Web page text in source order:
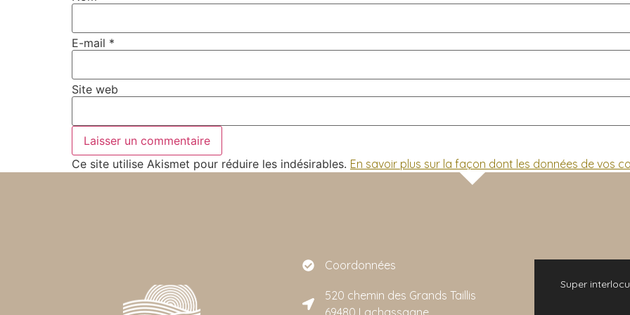
E-mail *
Site web
Ce site utilise Akismet pour réduire les indésirables. En savoir plus sur la façon dont les données de vos
Coordonnées
520 chemin des Grands Taillis
69480 Lachassagne
est remarquable et son rapport qualité/prix est
Super